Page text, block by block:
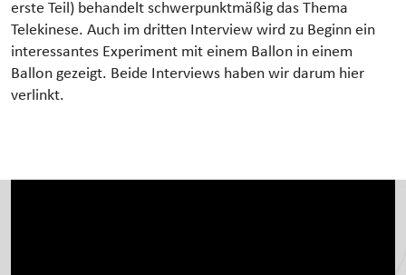
erste Teil) behandelt schwerpunktmäßig das Thema
Telekinese. Auch im dritten Interview wird zu Beginn ein
interessantes Experiment mit einem Ballon in einem
Ballon gezeigt. Beide Interviews haben wir darum hier
verlinkt.